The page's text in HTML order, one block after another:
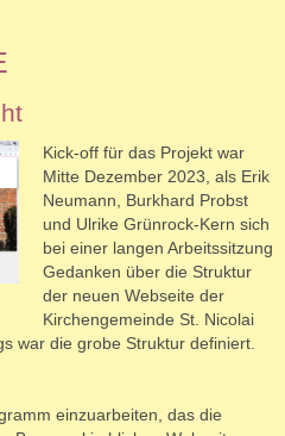
Kick-off für das Projekt war
Mitte Dezember 2023, als Erik
Neumann, Burkhard Probst
und Ulrike Grünrock-Kern sich
bei einer langen Arbeitssitzung
Gedanken über die Struktur
der neuen Webseite der
Kirchengemeinde St. Nicolai
war die grobe Struktur definiert.
einzuarbeiten, das die